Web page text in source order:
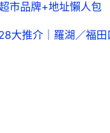
市品牌+地址懶人
大推介｜羅湖／福